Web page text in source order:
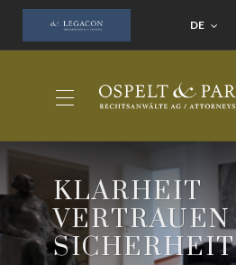
DE
KLARHEIT
VERTRAUEN
SICHERHEIT